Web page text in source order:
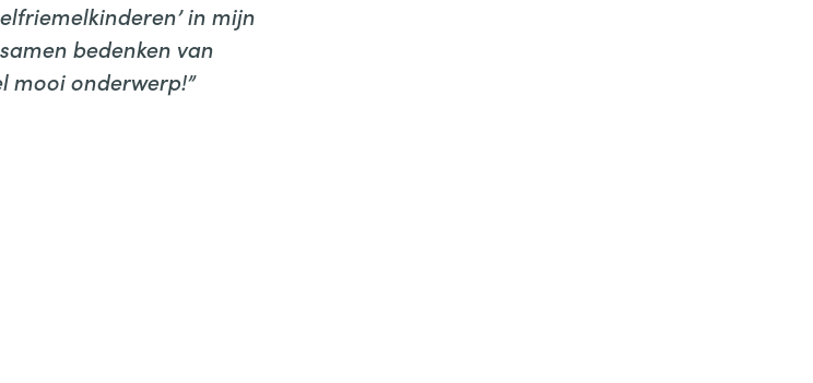
in mijn
bedenken van
mooi onderwerp!”